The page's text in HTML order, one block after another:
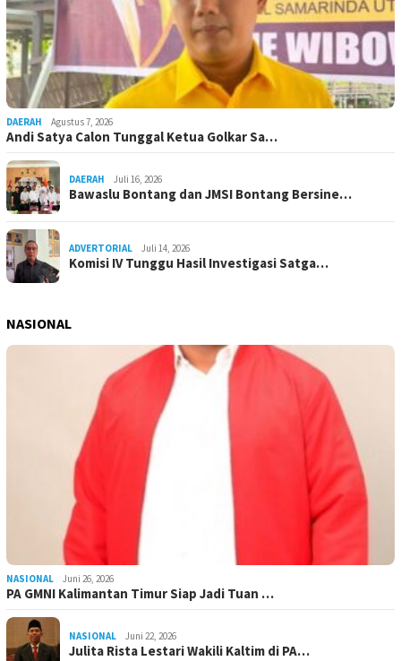
DAERAH Agustus 7, 2026
Andi Satya Calon Tunggal Ketua Golkar Sa…
DAERAH Juli 16, 2026
Bawaslu Bontang dan JMSI Bontang Bersine…
ADVERTORIAL Juli 14, 2026
Komisi IV Tunggu Hasil Investigasi Satga…
NASIONAL
NASIONAL Juni 26, 2026
PA GMNI Kalimantan Timur Siap Jadi Tuan …
NASIONAL Juni 22, 2026
Julita Rista Lestari Wakili Kaltim di PA…